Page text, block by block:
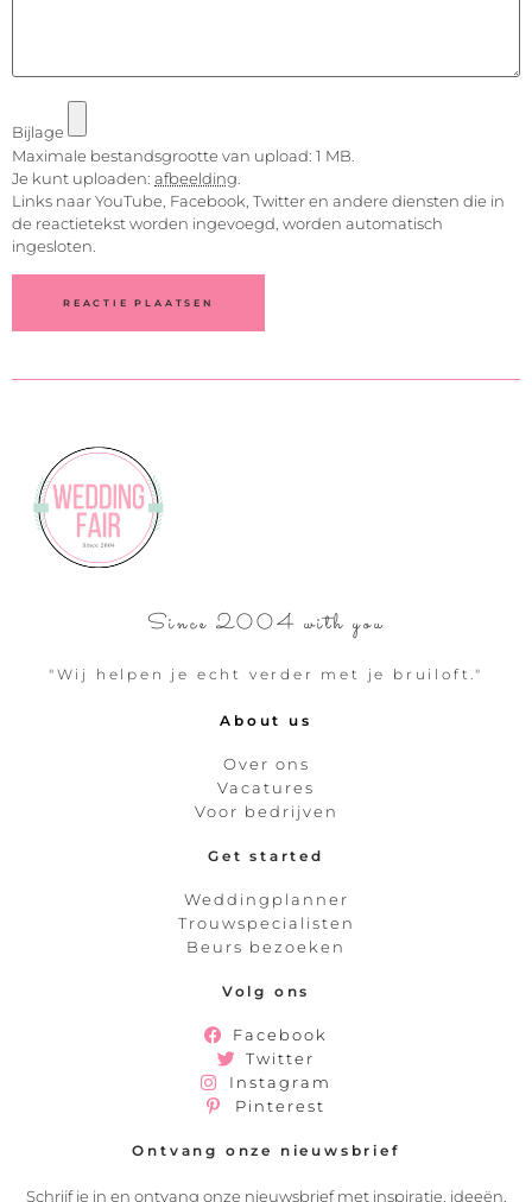
Bijlage
Maximale bestandsgrootte van upload: 1 MB.
Je kunt uploaden: afbeelding
Links naar YouTube, Facebook, Twitter en andere diensten die in
de reactietekst worden ingevoegd, worden automatisch
ingesloten.
Since 2004 with you
"Wij helpen je echt verder met je bruiloft."
About us
Over ons
Vacatures
Voor bedrijven
Get started
Weddingplanner
Trouwspecialisten
Beurs bezoeken
Volg ons
Facebook
Twitter
Instagram
Pinterest
Ontvang onze nieuwsbrief
Schrijf je in en ontvang onze nieuwsbrief met inspiratie, ideeën,